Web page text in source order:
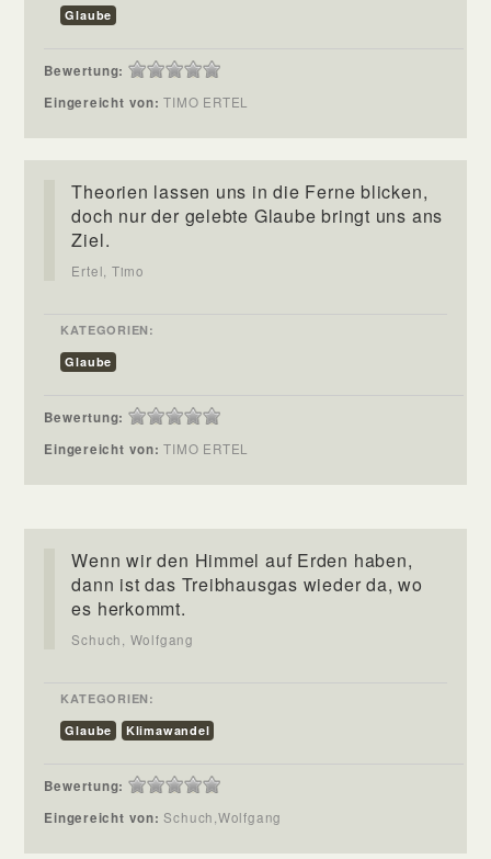
Glaube
Bewertung:
Eingereicht von:TIMO ERTEL
Theorien lassen uns in die Ferne blicken,
doch nur der gelebte Glaube bringt uns ans
Ziel.
Ertel, Timo
KATEGORIEN:
Glaube
Bewertung:
Eingereicht von:TIMO ERTEL
Wenn wir den Himmel auf Erden haben,
dann ist das Treibhausgas wieder da, wo
es herkommt.
Schuch, Wolfgang
KATEGORIEN:
Glaube
Klimawandel
Bewertung:
Eingereicht von:Schuch,Wolfgang